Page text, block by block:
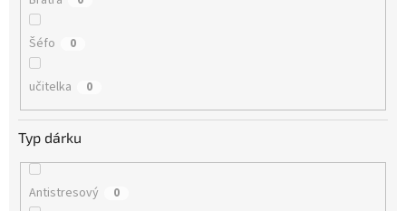
Šéfo 0
učitelka 0
Typ dárku
Antistresový 0